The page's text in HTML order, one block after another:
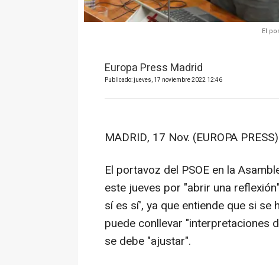
El
Europa Press Madrid
Publicado: jueves, 17 noviembre 2022 12:46
MADRID, 17 Nov. (EUROPA
El portavoz del PSOE en la
este jueves por "abrir una
sí es sí', ya que entiende que si
puede conllevar "interpretaciones
se debe "ajustar".